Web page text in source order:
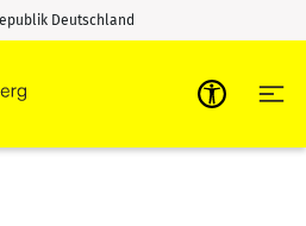
Deutschland